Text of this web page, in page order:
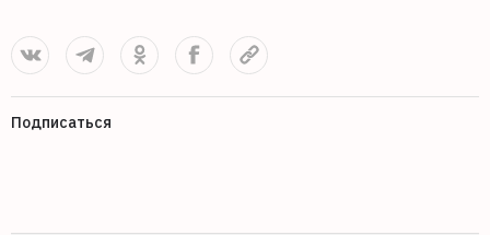
Подписаться